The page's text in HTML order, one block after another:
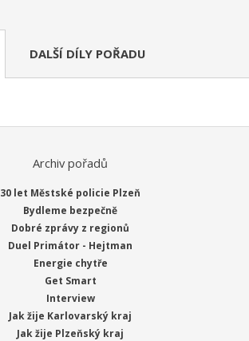
DALŠÍ DÍLY POŘADU
Archiv pořadů
30 let Městské policie Plzeň
Bydleme bezpečně
Dobré zprávy z regionů
Duel Primátor - Hejtman
Energie chytře
Get Smart
Interview
Jak žije Karlovarský kraj
Jak žije Plzeňský kraj